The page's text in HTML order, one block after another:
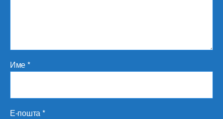
Име*
Е-пошта*